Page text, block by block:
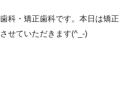
科・矯正歯科です。本日は矯正
せていただきます(^_-)